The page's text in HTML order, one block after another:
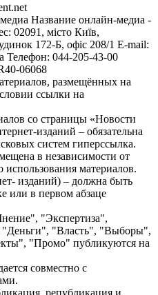
Название онлайн-медиа -
02091, місто Київ,
172-Б, офіс 208/1 E-mail:
Телефон: 044-205-43-00
06068
размещённых на
ссылки на
со страницы «Новости
изданий – обязательна
систем гиперссылка.
в независимости от
использования материалов.
изданий) – должна быть
или в первом абзаце
"Экспертиза",
"Деньги", "Власть", "Выборы",
"Промо" публикуются на
совместно с
републикация и